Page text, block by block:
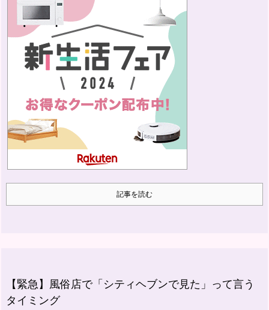
記事を読む
【緊急】風俗店で「シティヘブンで見た」って言う
タイミング